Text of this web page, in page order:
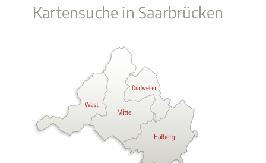
Kartensuche in Saarbrücken